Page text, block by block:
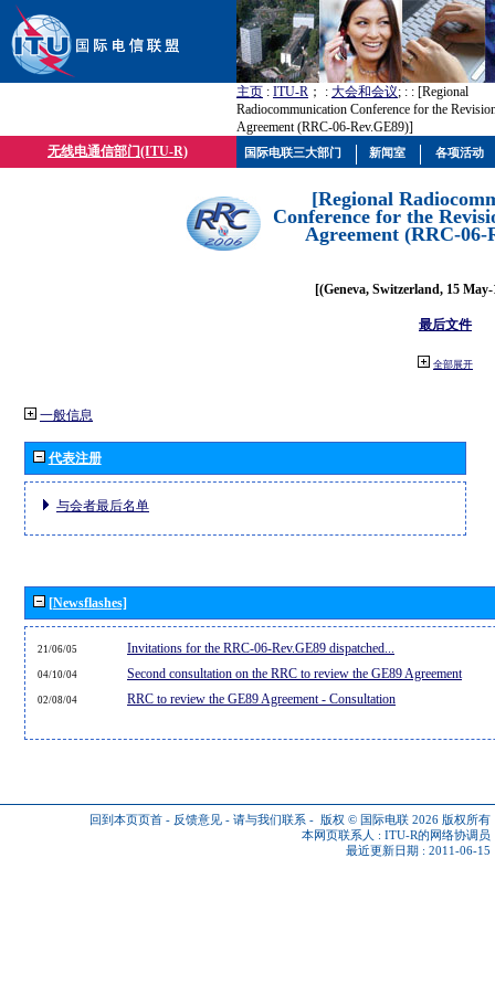
主页 : ITU-R ； : 大会和会议; : : [Regional
Radiocommunication Conference for the
Agreement (RRC-06-Rev.GE89)]
无线电通信部门(ITU-R)
[Regional
Conference for the
Agreement (RRC-06-
[(Geneva, Switzerland, 15
最后文件
全部展开
一般信息
代表注册
与会者最后名单
[Newsflashes]
21/06/05 Invitations for the RRC-06-Rev.GE89 dispatched...
04/10/04 Second consultation on the RRC to review the GE89 Agreement
02/08/04 RRC to review the GE89 Agreement - Consultation
回到本页页首 - 反馈意见 - 请与我们联系 - 版权 © 国际电联 2026 版权所有
本网页联系人 : ITU-R的网络协调员
最近更新日期 : 2011-06-15
国际电联三大部门 新闻室 各项活动